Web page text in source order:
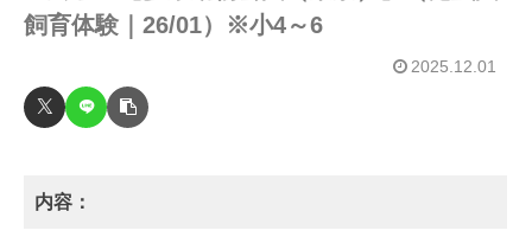
飼育体験｜26/01）※小4～6
2025.12.01
内容：